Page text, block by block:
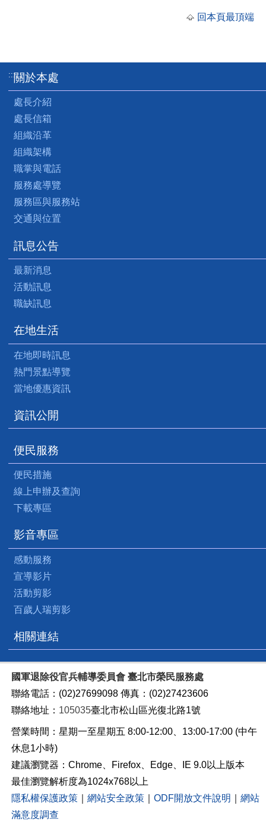
回本頁最頂端
:::關於本處
處長介紹
處長信箱
組織沿革
組織架構
職掌與電話
服務處導覽
服務區與服務站
交通與位置
訊息公告
最新消息
活動訊息
職缺訊息
在地生活
在地即時訊息
熱門景點導覽
當地優惠資訊
資訊公開
便民服務
便民措施
線上申辦及查詢
下載專區
影音專區
感動服務
宣導影片
活動剪影
百歲人瑞剪影
相關連結
國軍退除役官兵輔導委員會 臺北市榮民服務處
聯絡電話：(02)27699098 傳真：(02)27423606
聯絡地址： 105035臺北市松山區光復北路1號
營業時間：星期一至星期五 8:00-12:00、13:00-17:00 (中午
休息1小時)
建議瀏覽器：Chrome、Firefox、Edge、IE 9.0以上版本
最佳瀏覽解析度為1024x768以上
隱私權保護政策｜ 網站安全政策｜ ODF開放文件說明
網站
滿意度調查